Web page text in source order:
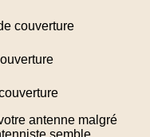
couverture
antenne malgré
semble